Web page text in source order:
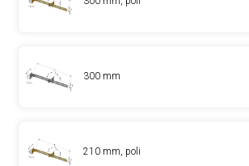
300 mm
210 mm, poli